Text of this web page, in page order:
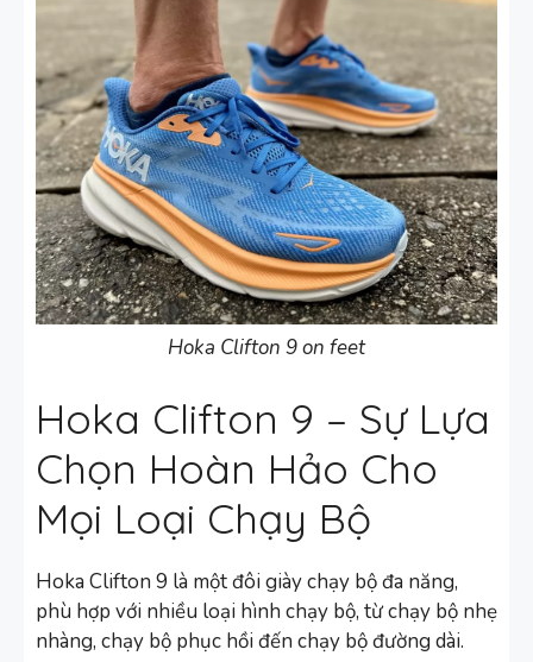
Hoka Clifton 9 on feet
Hoka Clifton 9 – Sự Lựa
Chọn Hoàn Hảo Cho
Mọi Loại Chạy Bộ
Hoka Clifton 9 là một đôi giày chạy bộ đa năng,
phù hợp với nhiều loại hình chạy bộ, từ chạy bộ nhẹ
nhàng, chạy bộ phục hồi đến chạy bộ đường dài.